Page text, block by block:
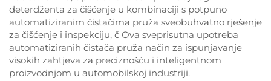
deterdženta za čišćenje u kombinaciji s potpuno
automatiziranim čistačima pruža sveobuhvatno rješenje
za čišćenje i inspekciju, č Ova sveprisutna upotreba
automatiziranih čistača pruža način za ispunjavanje
visokih zahtjeva za preciznošću i inteligentnom
proizvodnjom u automobilskoj industriji.